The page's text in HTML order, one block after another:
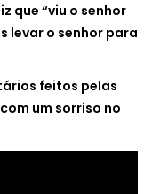
que “viu o senhor
levar o senhor para
feitos pelas
um sorriso no